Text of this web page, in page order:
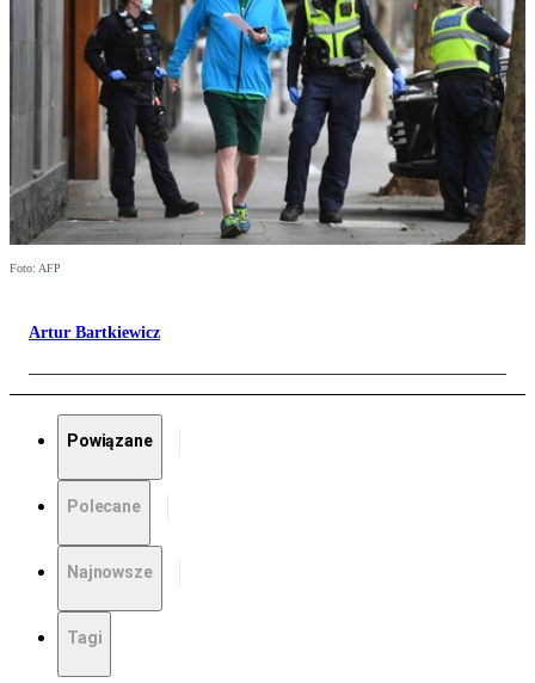
Foto: AFP
Artur Bartkiewicz
Powiązane
Polecane
Najnowsze
Tagi